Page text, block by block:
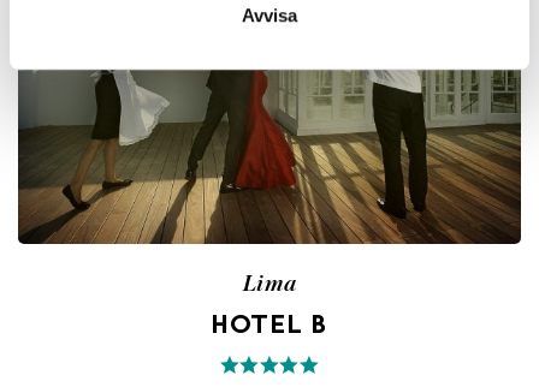
Avvisa
Lima
HOTEL B